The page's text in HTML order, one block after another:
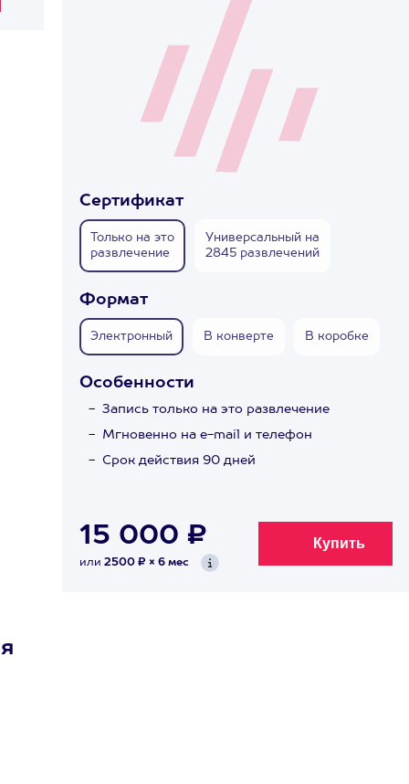
Сертификат
Только на это
развлечение
Универсальный на
2845 развлечений
Формат
Электронный В конверте В коробке
Особенности
Запись только на это развлечение
Мгновенно на e-mail и телефон
Срок действия 90 дней
15 000 ₽
или 2500 ₽ × 6 мес